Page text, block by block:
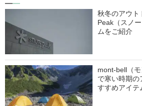
秋冬のアウト
Peak（スノ
ムをご紹介
mont-bell（
で寒い時期の
すすめアイテ